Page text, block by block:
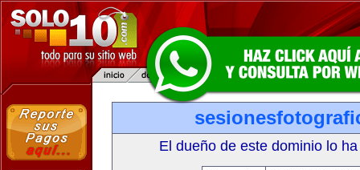
El dueño de este dominio lo